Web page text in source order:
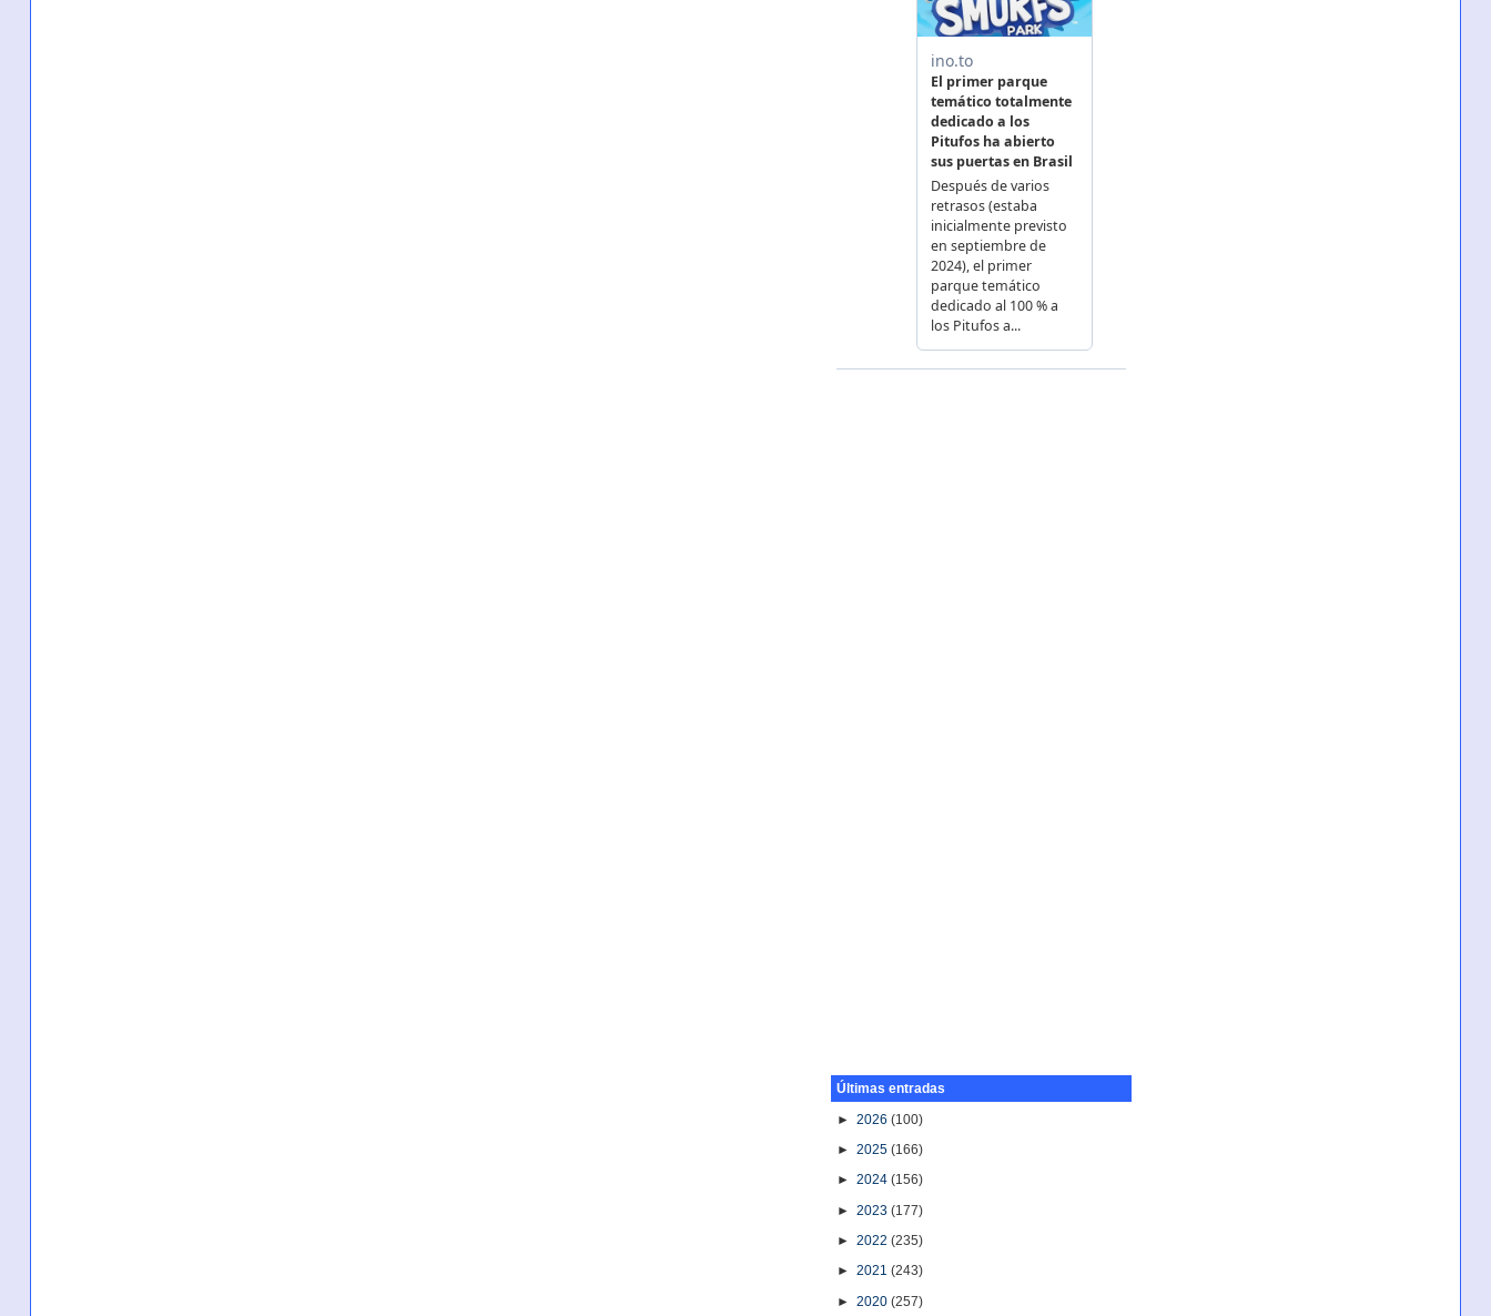
Últimas entradas
►2026(100)
►2025(166)
►2024(156)
►2023(177)
►2022(235)
►2021(243)
►2020(257)